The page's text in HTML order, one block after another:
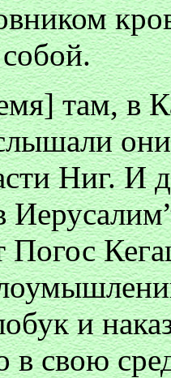
там, в
Ниг. И
Погос
и
в свою